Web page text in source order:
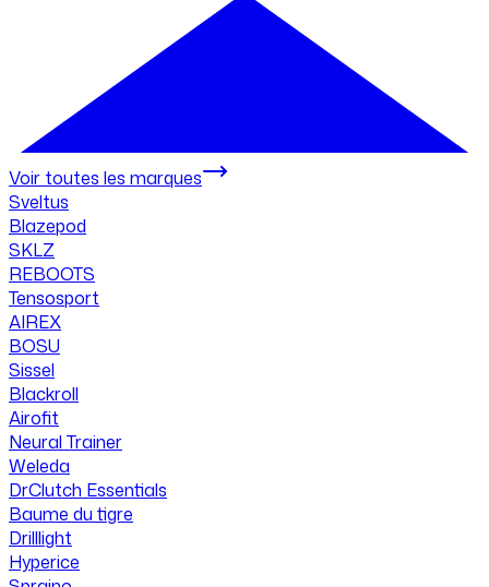
Voir toutes les marques
Sveltus
Blazepod
SKLZ
REBOOTS
Tensosport
AIREX
BOSU
Sissel
Blackroll
Airofit
Neural Trainer
Weleda
DrClutch Essentials
Baume du tigre
Drilllight
Hyperice